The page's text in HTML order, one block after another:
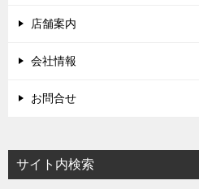
店舗案内
会社情報
お問合せ
サイト内検索